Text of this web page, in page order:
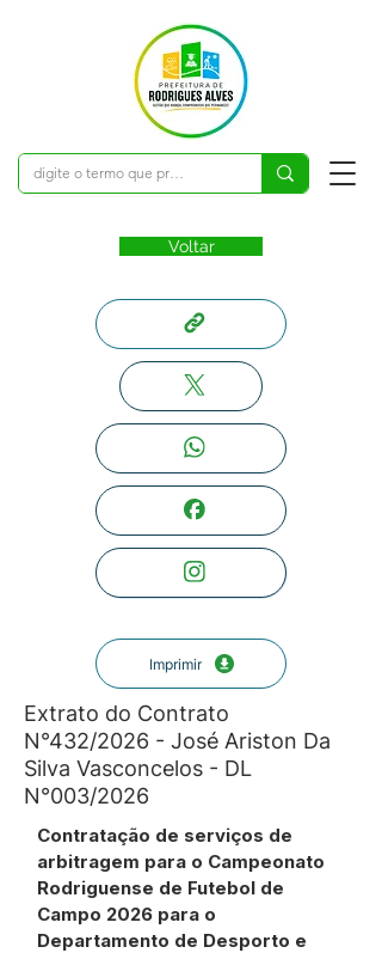
Voltar
Imprimir
Extrato do Contrato
N°432/2026 - José Ariston Da
Silva Vasconcelos - DL
N°003/2026
Contratação de serviços de
arbitragem para o Campeonato
Rodriguense de Futebol de
Campo 2026 para o
Departamento de Desporto e